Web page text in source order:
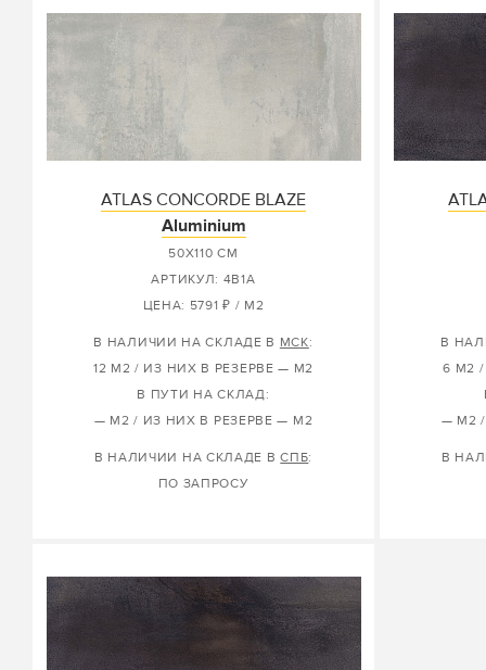
ATLAS CONCORDE BLAZE
Aluminium
50X110 СМ
АРТИКУЛ: 4B1A
ЦЕНА: 5791 ₽ / М2
В НАЛИЧИИ НА СКЛАДЕ В МСК:
12 М2 / ИЗ НИХ В РЕЗЕРВЕ — М2
В ПУТИ НА СКЛАД:
— М2 / ИЗ НИХ В РЕЗЕРВЕ — М2
В НАЛИЧИИ НА СКЛАДЕ ВСПБ:
ПО ЗАПРОСУ
В
6 М2
— М2
В